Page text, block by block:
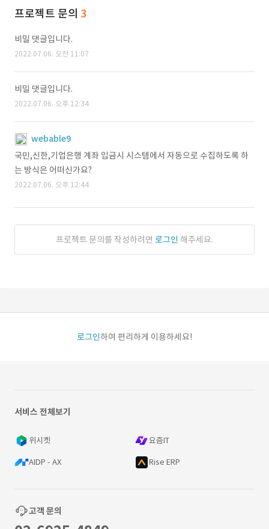
프로젝트 문의 3
비밀 댓글입니다.
2022.07.06. 오전 11:07
비밀 댓글입니다.
2022.07.06. 오후 12:34
webable9
국민,신한,기업은행 계좌 입금시 시스템에서 자동으로 수집하도록 하
는 방식은 어떠신가요?
2022.07.06. 오후 12:44
프로젝트 문의를 작성하려면 로그인 해주세요.
로그인하여 편리하게 이용하세요!
서비스 전체보기
위시켓 요즘IT
AIDP - AX Rise ERP
고객 문의